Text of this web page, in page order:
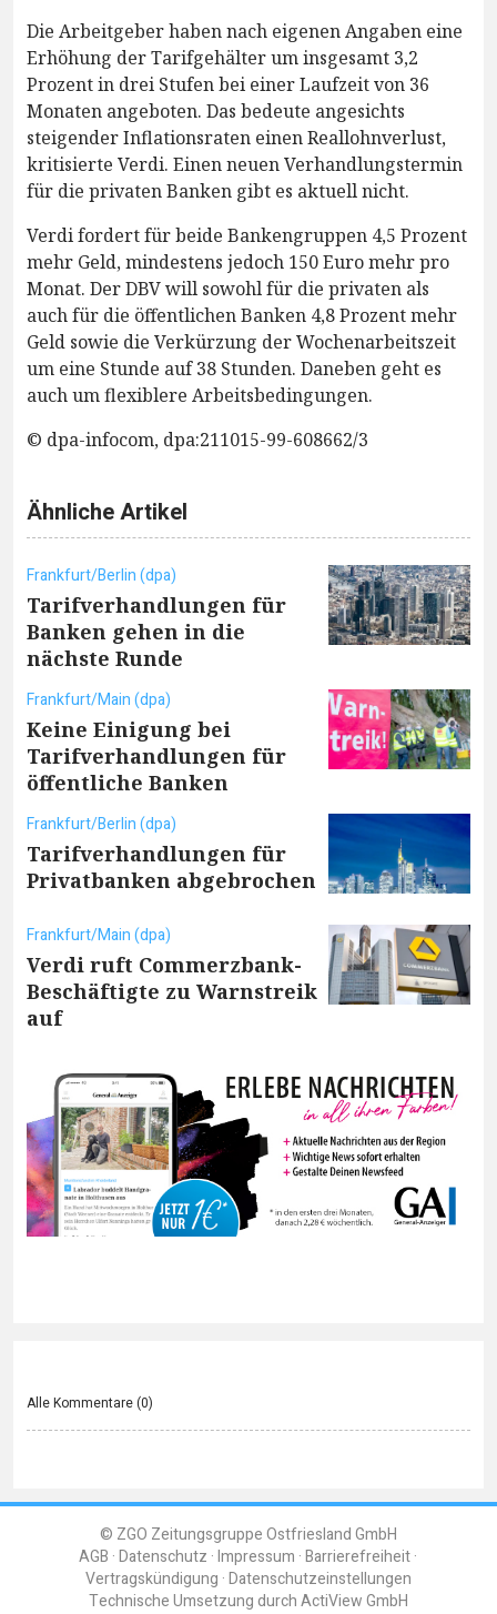
Die Arbeitgeber haben nach eigenen Angaben eine
Erhöhung der Tarifgehälter um insgesamt 3,2
Prozent in drei Stufen bei einer Laufzeit von 36
Monaten angeboten. Das bedeute angesichts
steigender Inflationsraten einen Reallohnverlust,
kritisierte Verdi. Einen neuen Verhandlungstermin
für die privaten Banken gibt es aktuell nicht.
Verdi fordert für beide Bankengruppen 4,5 Prozent
mehr Geld, mindestens jedoch 150 Euro mehr pro
Monat. Der DBV will sowohl für die privaten als
auch für die öffentlichen Banken 4,8 Prozent mehr
Geld sowie die Verkürzung der Wochenarbeitszeit
um eine Stunde auf 38 Stunden. Daneben geht es
auch um flexiblere Arbeitsbedingungen.
© dpa-infocom, dpa:211015-99-608662/3
Ähnliche Artikel
Frankfurt/Berlin (dpa)
Tarifverhandlungen für
Banken gehen in die
nächste Runde
Frankfurt/Main (dpa)
Keine Einigung bei
Tarifverhandlungen für
öffentliche Banken
Frankfurt/Berlin (dpa)
Tarifverhandlungen für
Privatbanken abgebrochen
Frankfurt/Main (dpa)
Verdi ruft Commerzbank-
Beschäftigte zu Warnstreik
auf
Alle Kommentare (0)
© ZGO Zeitungsgruppe Ostfriesland GmbH
AGB Datenschutz Impressum Barrierefreiheit
Vertragskündigung Datenschutzeinstellungen
Technische Umsetzung durchActiView GmbH